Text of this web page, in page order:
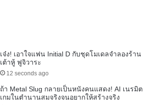
เจ๋ง! เอาใจแฟน Initial D กับชุดโมเดลจำลองร้าน
เต้าหู้ ฟูจิวาระ
12 seconds ago
ถ้า Metal Slug กลายเป็นหนังคนแสดง! AI เนรมิต
เกมในตำนานสมจริงจนอยากให้สร้างจริง